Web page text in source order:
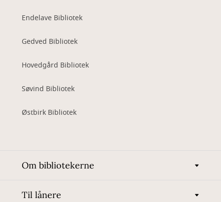
Endelave Bibliotek
Gedved Bibliotek
Hovedgård Bibliotek
Søvind Bibliotek
Østbirk Bibliotek
Om bibliotekerne
Til lånere